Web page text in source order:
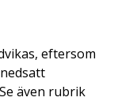
eftersom
även rubrik